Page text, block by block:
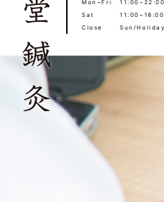
Mon~Fri
Sat
Close
Sun/Holiday